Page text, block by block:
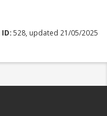
ID:528, updated 21/05/2025